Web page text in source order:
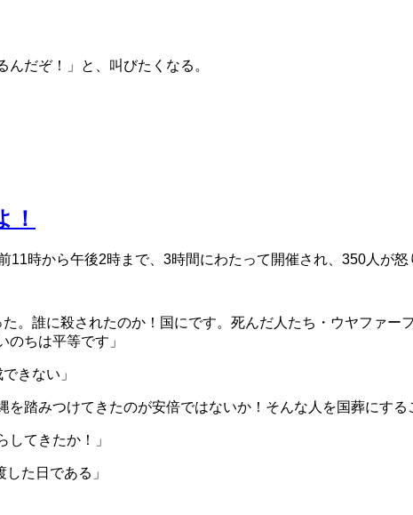
だぞ！」と、叫びたくなる。
！
時から午後2時まで、3時間にわたって開催され、350人が怒
。誰に殺されたのか！国にです。死んだ人たち・ウヤファー
ちは平等です」
きない」
踏みつけてきたのが安倍ではないか！そんな人を国葬にする
てきたか！」
た日である」